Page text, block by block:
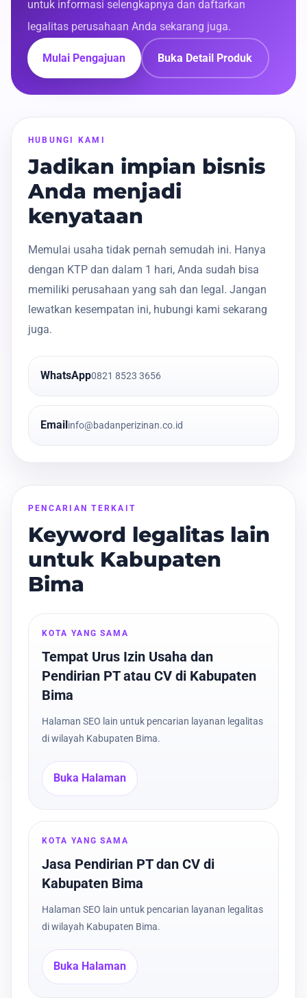
untuk informasi selengkapnya dan daftarkan
legalitas perusahaan Anda sekarang juga.
Mulai Pengajuan Buka Detail Produk
HUBUNGI KAMI
Jadikan impian bisnis
Anda menjadi
kenyataan
Memulai usaha tidak pernah semudah ini. Hanya
dengan KTP dan dalam 1 hari, Anda sudah bisa
memiliki perusahaan yang sah dan legal. Jangan
lewatkan kesempatan ini, hubungi kami sekarang
juga.
WhatsApp0821 8523 3656
Email info@badanperizinan.co.id
PENCARIAN TERKAIT
Keyword legalitas lain
untuk Kabupaten
Bima
KOTA YANG SAMA
Tempat Urus Izin Usaha dan
Pendirian PT atau CV di Kabupaten
Bima
Halaman SEO lain untuk pencarian layanan legalitas
di wilayah Kabupaten Bima.
Buka Halaman
KOTA YANG SAMA
Jasa Pendirian PT dan CV di
Kabupaten Bima
Halaman SEO lain untuk pencarian layanan legalitas
di wilayah Kabupaten Bima.
Buka Halaman